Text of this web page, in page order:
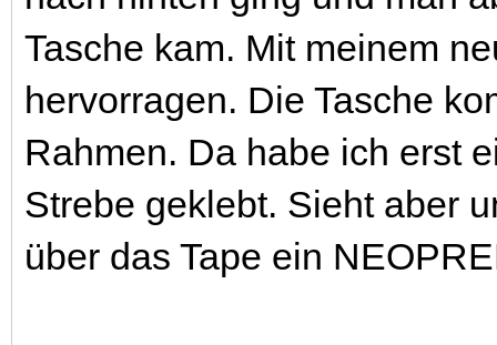
Tasche kam. Mit meinem
hervorragen. Die Tasche
Rahmen. Da habe ich erst
Strebe geklebt. Sieht aber
über das Tape ein